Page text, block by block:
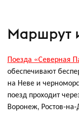
Маршрут
Поезда «Северная
обеспечивают
на Неве и
поезд проходит
Воронеж, Ростов-